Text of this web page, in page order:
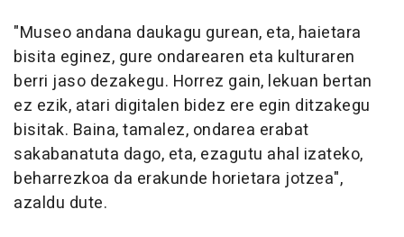
"Museo andana daukagu gurean, eta, haietara
bisita eginez, gure ondarearen eta kulturaren
berri jaso dezakegu. Horrez gain, lekuan bertan
ez ezik, atari digitalen bidez ere egin ditzakegu
bisitak. Baina, tamalez, ondarea erabat
sakabanatuta dago, eta, ezagutu ahal izateko,
beharrezkoa da erakunde horietara jotzea",
azaldu dute.